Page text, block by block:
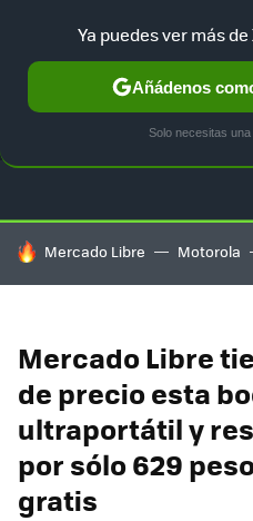
GUÍA DE COMPRAS
HOY SE HABLA DE
Mercado Libre Motorola
Mercado Libre
de precio esta
ultraportátil y
por sólo 629
gratis
Ya puedes ver más
Añádenos
Solo necesitas